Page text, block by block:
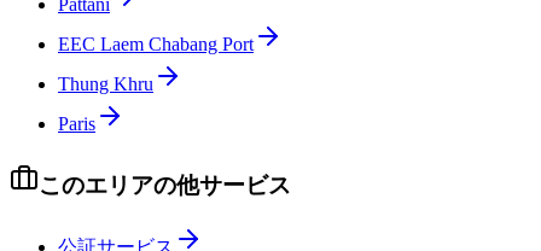
Pattani
EEC Laem Chabang Port
Thung Khru
Paris
このエリアの他サービス
公証サービス